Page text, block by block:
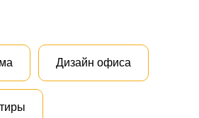
Дизайн офиса